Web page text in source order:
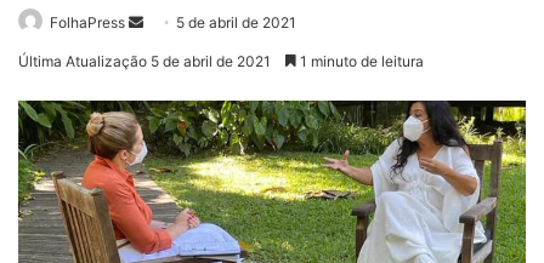
FolhaPress
Mande
mail
5 de abril de 2021
Última Atualização 5 de abril de 2021 1 minuto de leitura